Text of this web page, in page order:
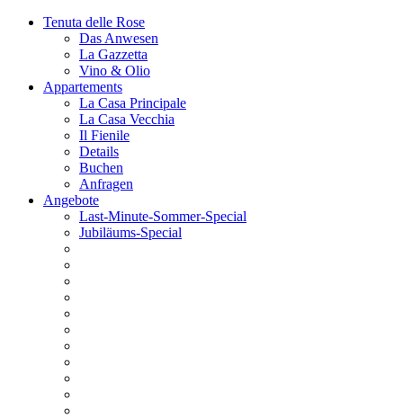
Tenuta delle Rose
Das Anwesen
La Gazzetta
Vino & Olio
Appartements
La Casa Principale
La Casa Vecchia
Il Fienile
Details
Buchen
Anfragen
Angebote
Last-Minute-Sommer-Special
Jubiläums-Special